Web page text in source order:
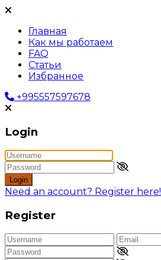
Главная
Как мы работаем
FAQ
Статьи
Избранное
+995557597678
Login
Login
Need an account? Register here!
Register